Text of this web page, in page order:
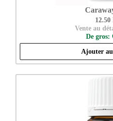
12.50
Vente au
De gros:
Ajouter